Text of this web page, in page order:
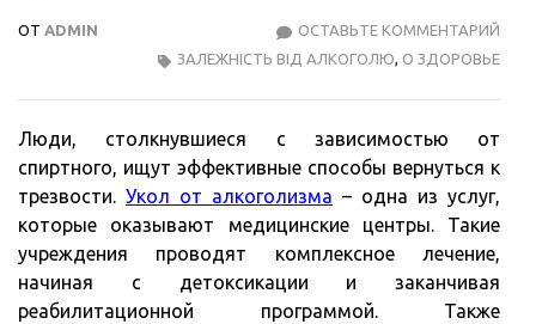
ОТ ADMIN ОСТАВЬТЕ КОММЕНТАРИЙ
ЗАЛЕЖНІСТЬ ВІД АЛКОГОЛЮ, О ЗДОРОВЬЕ
Люди, столкнувшиеся с зависимостью от
спиртного, ищут эффективные способы вернуться к
трезвости. Укол от алкоголизма – одна из услуг,
которые оказывают медицинские центры. Такие
учреждения проводят комплексное лечение,
начиная с детоксикации и заканчивая
реабилитационной программой. Также